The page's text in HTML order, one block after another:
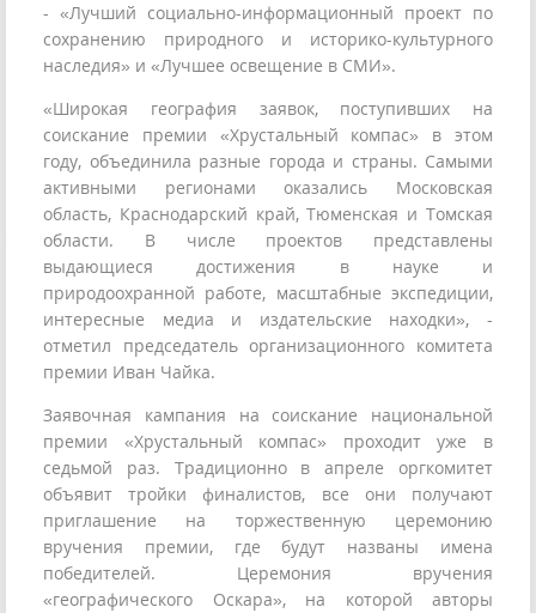
- «Лучший социально-информационный проект по
сохранению природного и историко-культурного
наследия» и «Лучшее освещение в СМИ».
«Широкая география заявок, поступивших на
соискание премии «Хрустальный компас» в этом
году, объединила разные города и страны. Самыми
активными регионами оказались Московская
область, Краснодарский край, Тюменская и Томская
области. В числе проектов представлены
выдающиеся достижения в науке и
природоохранной работе, масштабные экспедиции,
интересные медиа и издательские находки», -
отметил председатель организационного комитета
премии Иван Чайка.
Заявочная кампания на соискание национальной
премии «Хрустальный компас» проходит уже в
седьмой раз. Традиционно в апреле оргкомитет
объявит тройки финалистов, все они получают
приглашение на торжественную церемонию
вручения премии, где будут названы имена
победителей. Церемония вручения
«географического Оскара», на которой авторы